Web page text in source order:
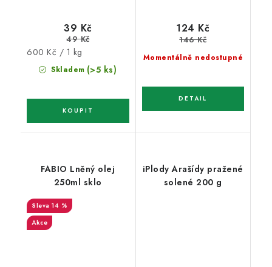
Skladem (>5 ks)
39 Kč
49 Kč
Měrná
cena:
600 Kč / 1 kg Momentálně nedostupné
124 Kč
146 Kč
FABIO Lněný olej
250ml sklo
14 %
Akce
iPlody Arašídy pražené
solené 200 g